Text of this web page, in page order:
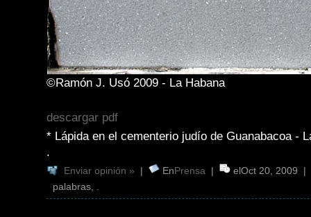
©Ramón J. Usó 2009 - La Habana
descargar pdf
* Lápida en el cementerio judío de Guanabacoa -
.
Enviar opinión » | EnPrensa |
elOct 20, 2009
palabras, .